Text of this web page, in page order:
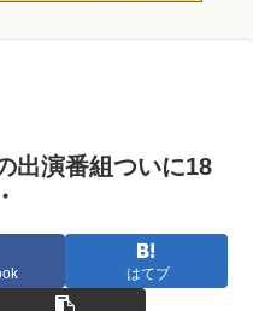
出演番組ついに18
はてブ